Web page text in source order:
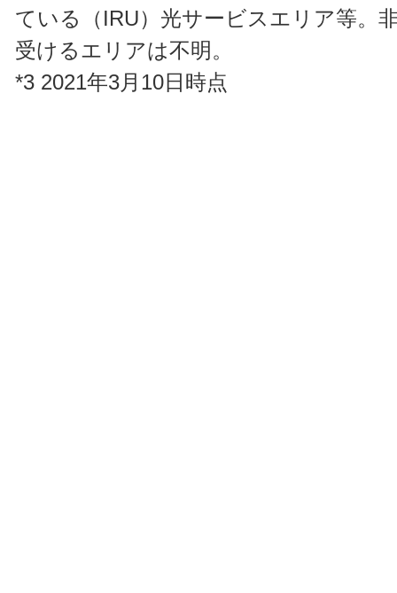
ている（IRU）光サービスエリア等。
受けるエリアは不明。
*3 2021年3月10日時点